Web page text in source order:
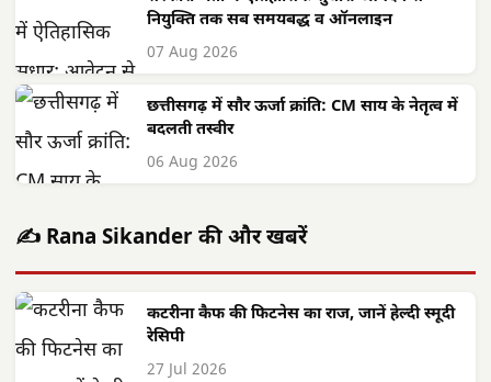
नियुक्ति तक सब समयबद्ध व ऑनलाइन
07 Aug 2026
छत्तीसगढ़ में सौर ऊर्जा क्रांति: CM साय के नेतृत्व में
बदलती तस्वीर
06 Aug 2026
✍️ Rana Sikander की और खबरें
कटरीना कैफ की फिटनेस का राज, जानें हेल्दी स्मूदी
रेसिपी
27 Jul 2026